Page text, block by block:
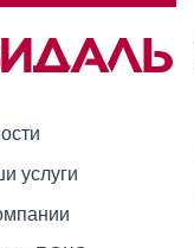
услуги